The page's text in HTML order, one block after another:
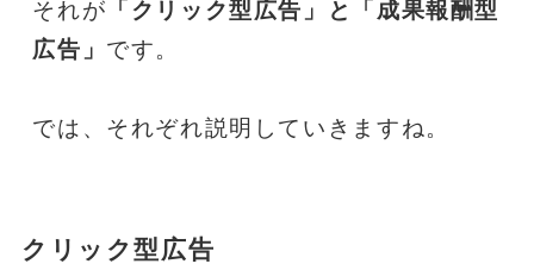
それが 「クリック型広告」と「成果報酬型
広告」 です。
では、それぞれ説明していきますね。
クリック型広告